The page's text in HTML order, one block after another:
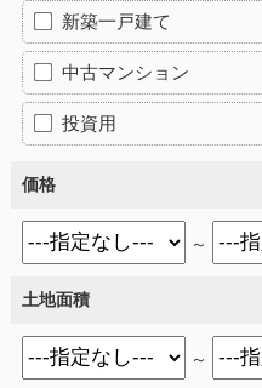
新築一戸建て
中古マンション
投資用
価格
～
土地面積
～